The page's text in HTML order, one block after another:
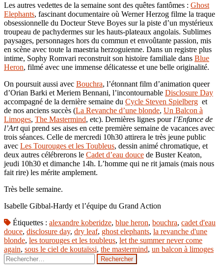
Les autres vedettes de la semaine sont des quêtes fantômes : Ghost
Elephants, fascinant documentaire où Werner Herzog filme la traque
obsessionnelle du Docteur Steve Boyes sur la piste d’un mystérieux
troupeau de pachydermes sur les hauts-plateaux angolais. Sublimes
paysages, personnages hors du commun et envoûtante passion, mis
en scène avec toute la maestria herzoguienne. Dans un registre plus
intime, Sophy Romvari reconstruit son histoire familiale dans Blue
Heron, filmé avec une immense délicatesse et une belle originalité.
On poursuit aussi avec Bouchra, l’étonnant film d’animation queer
d’Orian Barki et Meriem Bennani, l’incontournable Disclosure Day
accompagné de la dernière semaine du Cycle Steven Spielberg et
de nos anciens succès (La Revanche d’une blonde, Un Balcon à
Limoges, The Mastermind, etc). Dernières lignes pour l’Enfance de
l’Artqui prend ses aises en cette première semaine de vacances avec
trois séances. Celle de mercredi 10h30 attirera le très jeune public
avec Les Tourouges et les Toubleus, dessin animé chromatique, et
deux autres célébrerons le Cadet d’eau douce de Buster Keaton,
jeudi 10h30 et dimanche 14h. L’homme qui ne rit jamais (mais nous
fait rire) les mérite amplement.
Très belle semaine.
Isabelle Gibbal-Hardy et l’équipe du Grand Action
Étiquettes : alexandre koberidze, blue heron, bouchra, cadet d'eau
douce, disclosure day, dry leaf, ghost elephants, la revanche d'une
blonde, les tourouges et les toubleus, let the summer never come
again, sous le ciel de koutaïssi, the mastermind, un balcon à limoges
Rechercher :